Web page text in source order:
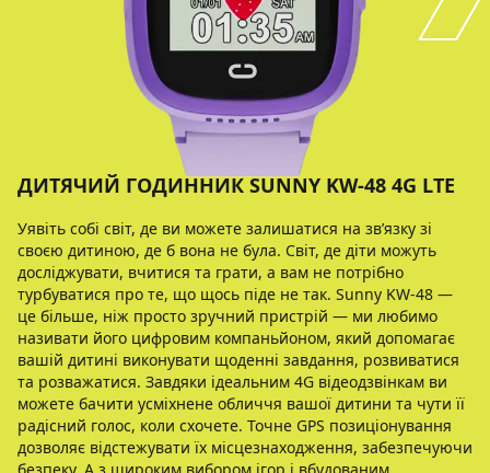
ДИТЯЧИЙ ГОДИННИК SUNNY KW-48 4G LTE
Уявіть собі світ, де ви можете залишатися на зв’язку зі
своєю дитиною, де б вона не була. Світ, де діти можуть
досліджувати, вчитися та грати, а вам не потрібно
турбуватися про те, що щось піде не так. Sunny KW-48 —
це більше, ніж просто зручний пристрій — ми любимо
називати його цифровим компаньйоном, який допомагає
вашій дитині виконувати щоденні завдання, розвиватися
та розважатися. Завдяки ідеальним 4G відеодзвінкам ви
можете бачити усміхнене обличчя вашої дитини та чути її
радісний голос, коли схочете. Точне GPS позиціонування
дозволяє відстежувати їх місцезнаходження, забезпечуючи